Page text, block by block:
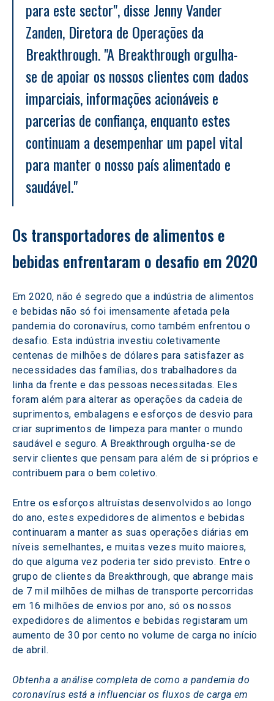
para este sector", disse Jenny Vander
Zanden, Diretora de Operações da
Breakthrough. "A Breakthrough orgulha-
se de apoiar os nossos clientes com dados
imparciais, informações acionáveis e
parcerias de confiança, enquanto estes
continuam a desempenhar um papel vital
para manter o nosso país alimentado e
saudável."
Os transportadores de alimentos e
bebidas enfrentaram o desafio em 2020
Em 2020, não é segredo que a indústria de alimentos
e bebidas não só foi imensamente afetada pela
pandemia do coronavírus, como também enfrentou o
desafio. Esta indústria investiu coletivamente
centenas de milhões de dólares para satisfazer as
necessidades das famílias, dos trabalhadores da
linha da frente e das pessoas necessitadas. Eles
foram além para alterar as operações da cadeia de
suprimentos, embalagens e esforços de desvio para
criar suprimentos de limpeza para manter o mundo
saudável e seguro. A Breakthrough orgulha-se de
servir clientes que pensam para além de si próprios e
contribuem para o bem coletivo.
Entre os esforços altruístas desenvolvidos ao longo
do ano, estes expedidores de alimentos e bebidas
continuaram a manter as suas operações diárias em
níveis semelhantes, e muitas vezes muito maiores,
do que alguma vez poderia ter sido previsto. Entre o
grupo de clientes da Breakthrough, que abrange mais
de 7 mil milhões de milhas de transporte percorridas
em 16 milhões de envios por ano, só os nossos
expedidores de alimentos e bebidas registaram um
aumento de 30 por cento no volume de carga no início
de abril.
Obtenha a análise completa de como a pandemia do
coronavírus está a influenciar os fluxos de carga em